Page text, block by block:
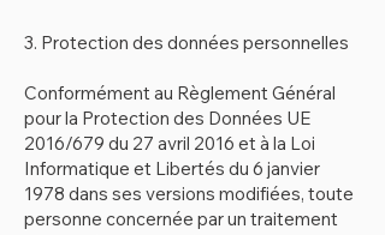
3. Protection des données personnelles
Conformément au Règlement Général
pour la Protection des Données UE
2016/679 du 27 avril 2016 et à la Loi
Informatique et Libertés du 6 janvier
1978 dans ses versions modifiées, toute
personne concernée par un traitement